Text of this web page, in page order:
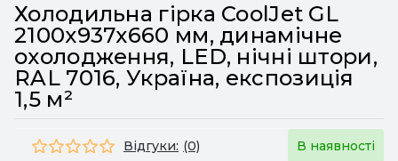
Холодильна гірка CoolJet GL
2100х937х660 мм, динамічне
охолодження, LED, нічні штори,
RAL 7016, Україна, експозиція
1,5 м²
Відгуки: (0)
В наявності